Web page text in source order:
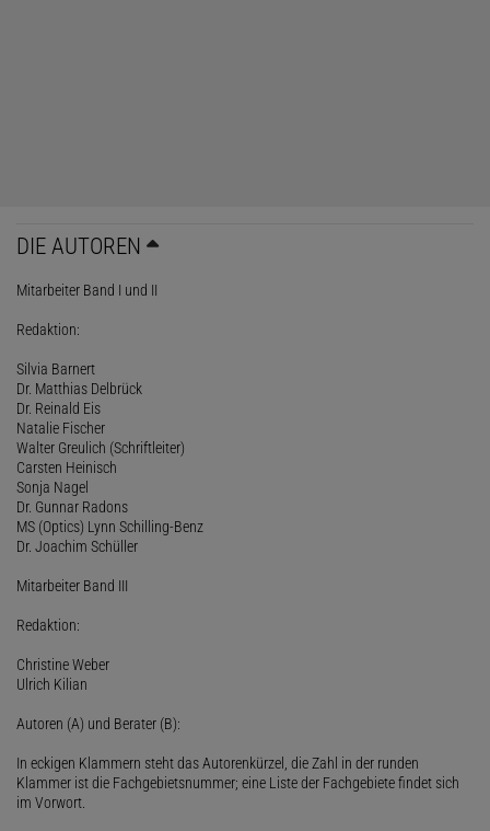
DIE AUTOREN
Mitarbeiter Band I und II
Redaktion:
Silvia Barnert
Dr. Matthias Delbrück
Dr. Reinald Eis
Natalie Fischer
Walter Greulich (Schriftleiter)
Carsten Heinisch
Sonja Nagel
Dr. Gunnar Radons
MS (Optics) Lynn Schilling-Benz
Dr. Joachim Schüller
Mitarbeiter Band III
Redaktion:
Christine Weber
Ulrich Kilian
Autoren (A) und Berater (B):
In eckigen Klammern steht das Autorenkürzel, die Zahl in der runden
Klammer ist die Fachgebietsnummer; eine Liste der Fachgebiete findet sich
im Vorwort.